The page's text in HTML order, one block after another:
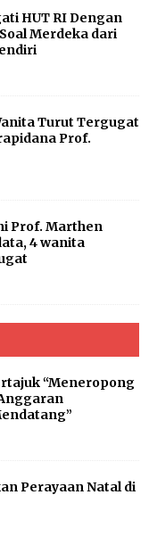
HUT RI Dengan
Merdeka dari
Turut Tergugat
Prof.
Prof. Marthen
4 wanita
“Meneropong
Perayaan Natal di